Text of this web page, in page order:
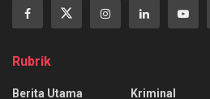
Rubrik
Berita Utama
Kriminal